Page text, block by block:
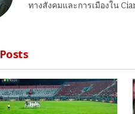
ทางสังคมและการเมืองใน
Posts